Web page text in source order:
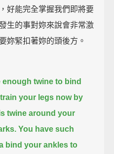
好能完全掌握我們即將要
生的事對妳來說會非常激
妳緊扣著妳的頭後方。
twine to bind
your legs now by
twine around your
You have such
bind your ankles to